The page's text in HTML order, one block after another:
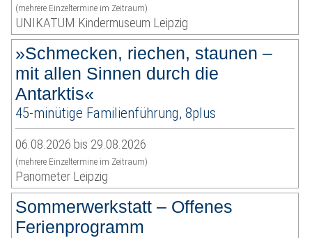
(mehrere Einzeltermine im Zeitraum)
UNIKATUM Kindermuseum Leipzig
»Schmecken, riechen, staunen –
mit allen Sinnen durch die
Antarktis«
45-minütige Familienführung, 8plus
06.08.2026 bis 29.08.2026
(mehrere Einzeltermine im Zeitraum)
Panometer Leipzig
Sommerwerkstatt – Offenes
Ferienprogramm